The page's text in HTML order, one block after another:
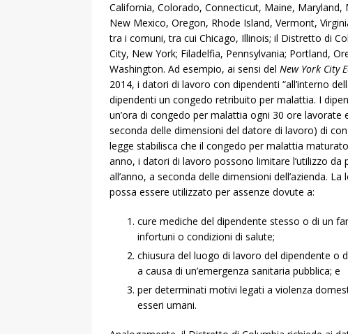
California, Colorado, Connecticut, Maine,
New Mexico, Oregon, Rhode Island, Vermont,
tra i comuni, tra cui Chicago, Illinois; il Distretto di
City, New York; Filadelfia, Pennsylvania; Portland,
Washington. Ad esempio, ai sensi del New York City
2014, i datori di lavoro con dipendenti “all’interno
dipendenti un congedo retribuito per malattia. I
un’ora di congedo per malattia ogni 30 ore
seconda delle dimensioni del datore di lavoro) di
legge stabilisca che il congedo per malattia
anno, i datori di lavoro possono limitare l’utilizzo
all’anno, a seconda delle dimensioni dell’azienda.
possa essere utilizzato per assenze dovute a:
cure mediche del dipendente stesso o di un
infortuni o condizioni di salute;
chiusura del luogo di lavoro del dipendente o
a causa di un’emergenza sanitaria pubblica; e
per determinati motivi legati a violenza
esseri umani.